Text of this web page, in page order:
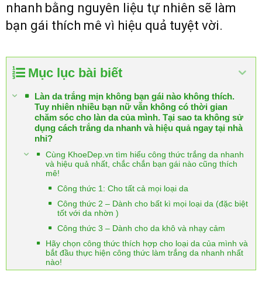
nhanh bằng nguyên liệu tự nhiên sẽ làm
bạn gái thích mê vì hiệu quả tuyệt vời.
Mục lục bài biết
Làn da trắng mịn không bạn gái nào không thích.
Tuy nhiên nhiều bạn nữ vẫn không có thời gian
chăm sóc cho làn da của mình. Tại sao ta không sử
dụng cách trắng da nhanh và hiệu quả ngay tại nhà
nhỉ?
Cùng KhoeDep.vn tìm hiểu công thức trắng da nhanh
và hiệu quả nhất, chắc chắn bạn gái nào cũng thích
mê!
Công thức 1: Cho tất cả mọi loại da
Công thức 2 – Dành cho bất kì mọi loại da (đặc biệt
tốt với da nhờn )
Công thức 3 – Dành cho da khô và nhạy cảm
Hãy chọn công thức thích hợp cho loại da của mình và
bắt đầu thực hiện công thức làm trắng da nhanh nhất
nào!